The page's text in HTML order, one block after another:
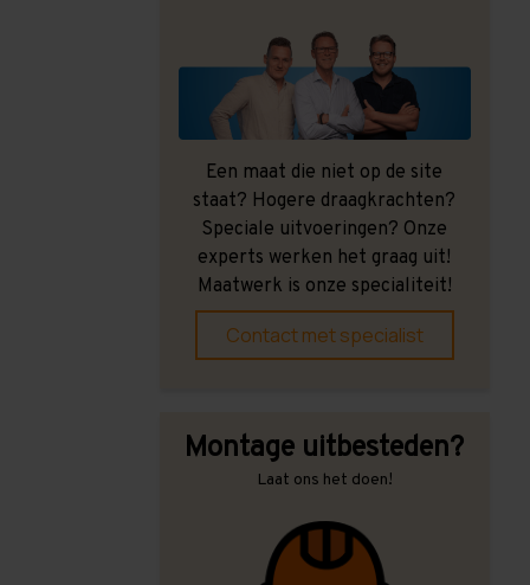
Een maat die niet op de site
staat? Hogere draagkrachten?
Speciale uitvoeringen? Onze
experts werken het graag uit!
Maatwerk is onze specialiteit!
Contact met specialist
Montage uitbesteden?
Laat ons het doen!